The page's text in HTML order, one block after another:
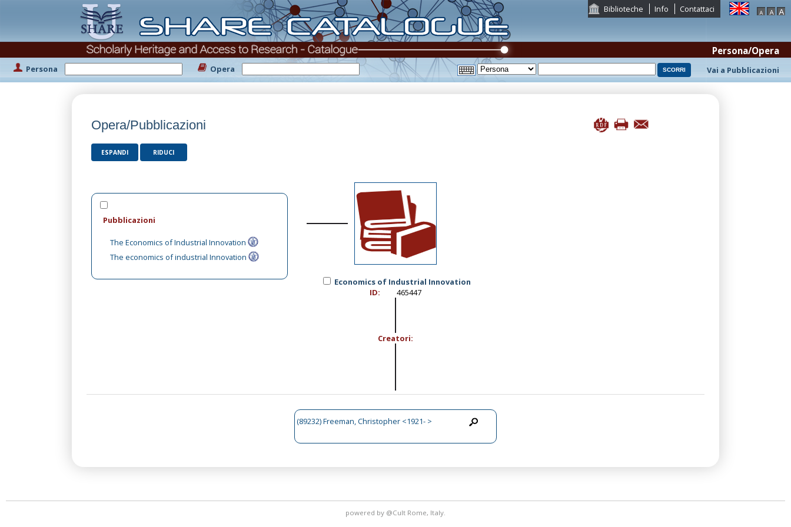
Biblioteche Info Contattaci
Persona Opera
Persona/Opera
Vai a Pubblicazioni
Opera/Pubblicazioni
ESPANDI RIDUCI
Pubblicazioni
The Economics of Industrial Innovation
The economics of industrial Innovation
Economics of Industrial Innovation
ID:
465447
Creatori:
(89232) Freeman, Christopher <1921- >
powered by @Cult Rome, Italy.